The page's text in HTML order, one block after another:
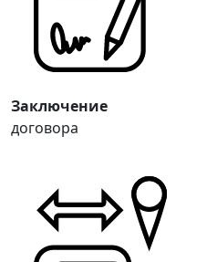
Заключение
договора